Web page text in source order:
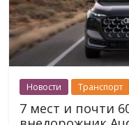
Новости Транспорт
7 мест и почти